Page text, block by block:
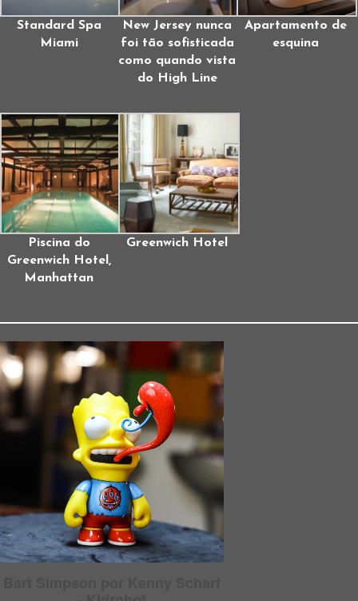
Standard Spa
Miami
New Jersey nunca
foi tão sofisticada
como quando vista
do High Line
Apartamento de
esquina
Piscina do
Greenwich Hotel,
Manhattan
Greenwich Hotel